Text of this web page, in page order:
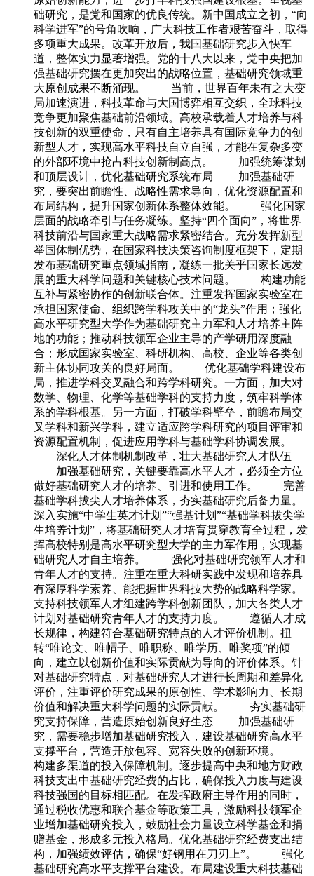
础研究，是党和国家的优良传统。新中国成立之初，“向
科学进军”的号角吹响，广大科技工作者艰苦奋斗，取得
多项重大成果。改革开放后，我国基础研究步入快车
道，整体实力显著增强。党的十八大以来，党中央把加
强基础研究摆在更加突出的战略位置，基础研究领域重
大原创成果不断涌现。 当前，世界百年未有之大变
局加速演进，科技革命与大国博弈相互交织，全球科技
竞争更加聚焦基础前沿领域。高校承载着人才培养与科
技创新的双重使命，只有自主培养具有国际竞争力的创
新型人才，实现高水平科技自立自强，才能在复杂多变
的外部环境中抢占科技创新制高点。 加强统筹谋划
和顶层设计，优化基础研究系统布局 加强基础研
究，要突出前瞻性、战略性需求导向，优化资源配置和
布局结构，提升国家创新体系整体效能。 强化国家
层面的战略牵引与任务凝练。坚持“四个面向”，将世界
科技前沿与国家重大战略需求紧密结合。充分发挥新型
举国体制优势，在国家科技决策咨询制度框架下，定期
发布基础研究重点领域指南，凝练一批关乎国家长远发
展的重大科学问题和关键核心技术问题。 构建功能
互补与紧密协作的创新联合体。注重发挥国家实验室在
承担国家使命、组织跨学科攻关中的“龙头”作用；强化
高水平研究型大学作为基础研究主力军和人才培养主阵
地的功能；推动科技领军企业主导的产学研用深度融
合；形成国家实验室、科研机构、高校、企业等各类创
新主体协同攻关的良好局面。 优化基础学科建设布
局，推进学科交叉融合和跨学科研究。一方面，加大对
数学、物理、化学等基础学科的支持力度，筑牢科学体
系的学科根基。另一方面，打破学科壁垒，前瞻布局交
叉学科和新兴学科，建立适应跨学科研究的项目评审和
资源配置机制，促进应用学科与基础学科协调发展。
深化人才体制机制改革，壮大基础研究人才队伍
加强基础研究，关键要靠高水平人才，必须全方位
做好基础研究人才的培养、引进和使用工作。 完善
基础学科拔尖人才培养体系，夯实基础研究后备力量。
深入实施“中学生英才计划”“强基计划”“基础学科拔尖学
生培养计划”，将基础研究人才培育贯穿教育全过程，发
挥高校特别是高水平研究型大学的主力军作用，实现基
础研究人才自主培养。 强化对基础研究领军人才和
青年人才的支持。注重在重大科研实践中发现和培养具
有深厚科学素养、能把握世界科技大势的战略科学家。
支持科技领军人才组建跨学科创新团队，加大各类人才
计划对基础研究青年人才的支持力度。 遵循人才成
长规律，构建符合基础研究特点的人才评价机制。扭
转“唯论文、唯帽子、唯职称、唯学历、唯奖项”的倾
向，建立以创新价值和实际贡献为导向的评价体系。针
对基础研究特点，对基础研究人才进行长周期和差异化
评价，注重评价研究成果的原创性、学术影响力、长期
价值和解决重大科学问题的实际贡献。 夯实基础研
究支持保障，营造原始创新良好生态 加强基础研
究，需要稳步增加基础研究投入，建设基础研究高水平
支撑平台，营造开放包容、宽容失败的创新环境。
构建多渠道的投入保障机制。逐步提高中央和地方财政
科技支出中基础研究经费的占比，确保投入力度与建设
科技强国的目标相匹配。在发挥政府主导作用的同时，
通过税收优惠和联合基金等政策工具，激励科技领军企
业增加基础研究投入，鼓励社会力量设立科学基金和捐
赠基金，形成多元投入格局。优化基础研究经费支出结
构，加强绩效评估，确保“好钢用在刀刃上”。 强化
基础研究高水平支撑平台建设。布局建设重大科技基础